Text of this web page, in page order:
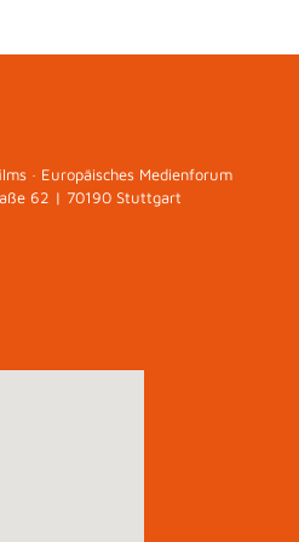
· Europäisches Medienforum
62 | 70190 Stuttgart